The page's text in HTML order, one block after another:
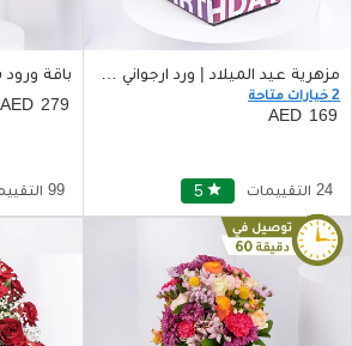
2 خيارات متاحة
169
5 star 24 التقييمات
279
99 التقييمات